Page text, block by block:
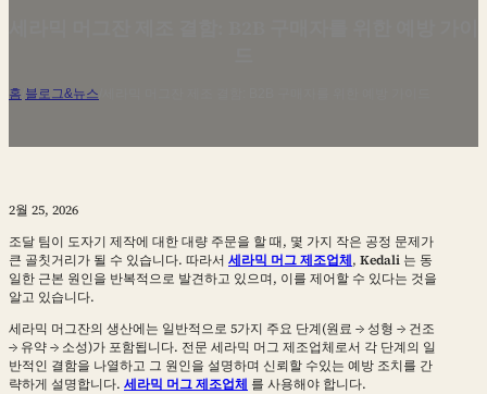
홈 블로그&뉴스
2월 25, 2026
조달 팀이 도자기 제작에 대한 대량 주문을 할 때, 몇 가지 작은 공정 문제가
큰 골칫거리가 될 수 있습니다. 따라서 세라믹 머그 제조업체, Kedali 는 동
일한 근본 원인을 반복적으로 발견하고 있으며, 이를 제어할 수 있다는 것을
알고 있습니다.
세라믹 머그잔의 생산에는 일반적으로 5가지 주요 단계(원료 → 성형 → 건조
→ 유약 → 소성)가 포함됩니다. 전문 세라믹 머그 제조업체로서 각 단계의 일
반적인 결함을 나열하고 그 원인을 설명하며 신뢰할 수있는 예방 조치를 간
략하게 설명합니다. 세라믹 머그 제조업체 를 사용해야 합니다.